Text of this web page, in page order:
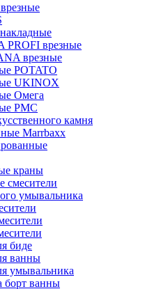
врезные
врезные
POTATO
UKINOX
Омега
РМС
камня
Marrbaxx
краны
смесители
умывальника
биде
ванны
умывальника
борт ванны